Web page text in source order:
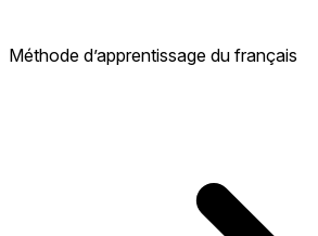
Méthode d’apprentissage du français